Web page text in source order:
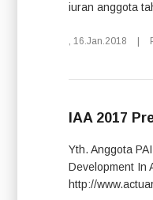
iuran anggota
, 16.Jan.2018
IAA 2017
Yth. Anggota
Development In
http://